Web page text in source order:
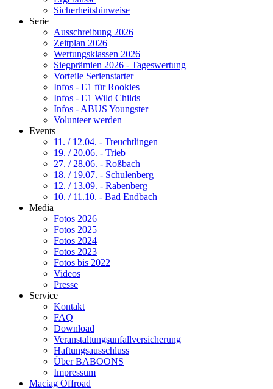
Sicherheitshinweise
Serie
Ausschreibung 2026
Zeitplan 2026
Wertungsklassen 2026
Siegprämien 2026 - Tageswertung
Vorteile Serienstarter
Infos - E1 für Rookies
Infos - E1 Wild Childs
Infos - ABUS Youngster
Volunteer werden
Events
11. / 12.04. - Treuchtlingen
19. / 20.06. - Trieb
27. / 28.06. - Roßbach
18. / 19.07. - Schulenberg
12. / 13.09. - Rabenberg
10. / 11.10. - Bad Endbach
Media
Fotos 2026
Fotos 2025
Fotos 2024
Fotos 2023
Fotos bis 2022
Videos
Presse
Service
Kontakt
FAQ
Download
Veranstaltungsunfallversicherung
Haftungsausschluss
Über BABOONS
Impressum
Maciag Offroad